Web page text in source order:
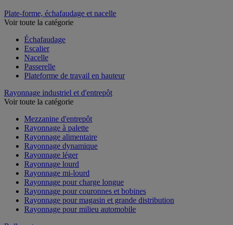
Plate-forme, échafaudage et nacelle
Voir toute la catégorie
Échafaudage
Escalier
Nacelle
Passerelle
Plateforme de travail en hauteur
Rayonnage industriel et d'entrepôt
Voir toute la catégorie
Mezzanine d'entrepôt
Rayonnage à palette
Rayonnage alimentaire
Rayonnage dynamique
Rayonnage léger
Rayonnage lourd
Rayonnage mi-lourd
Rayonnage pour charge longue
Rayonnage pour couronnes et bobines
Rayonnage pour magasin et grande distribution
Rayonnage pour milieu automobile